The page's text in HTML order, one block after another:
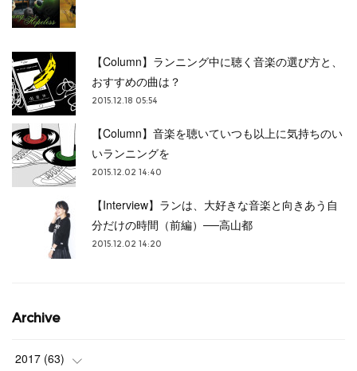
【Column】ランニング中に聴く音楽の選び方と、
おすすめの曲は？
2015.12.18 05:54
【Column】音楽を聴いていつも以上に気持ちのい
いランニングを
2015.12.02 14:40
【Interview】ランは、大好きな音楽と向きあう自
分だけの時間（前編）──高山都
2015.12.02 14:20
Archive
2017 (63)